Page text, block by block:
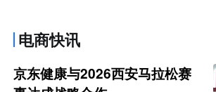
电商快讯
京东健康与2026西安马拉松赛